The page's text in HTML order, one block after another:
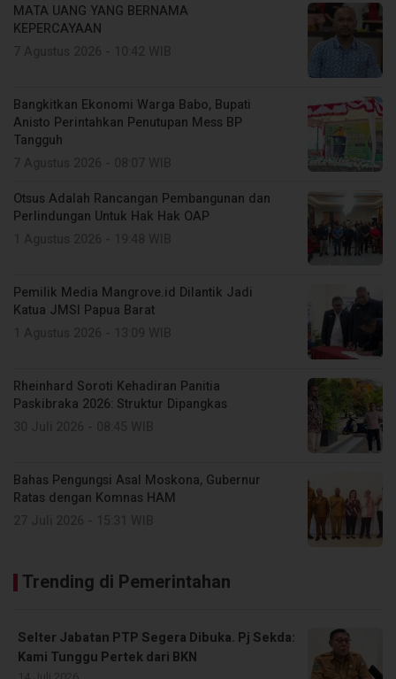
MATA UANG YANG BERNAMA
KEPERCAYAAN
Bangkitkan Ekonomi Warga Babo, Bupati
Anisto Perintahkan Penutupan Mess BP
Tangguh
Otsus Adalah Rancangan Pembangunan dan
Perlindungan Untuk Hak Hak OAP
Pemilik Media Mangrove.id Dilantik Jadi
Katua JMSI Papua Barat
Rheinhard Soroti Kehadiran Panitia
Paskibraka 2026: Struktur Dipangkas
Bahas Pengungsi Asal Moskona, Gubernur
Ratas dengan Komnas HAM
Trending di Pemerintahan
Selter Jabatan PTP Segera Dibuka. Pj Sekda:
Kami Tunggu Pertek dari BKN